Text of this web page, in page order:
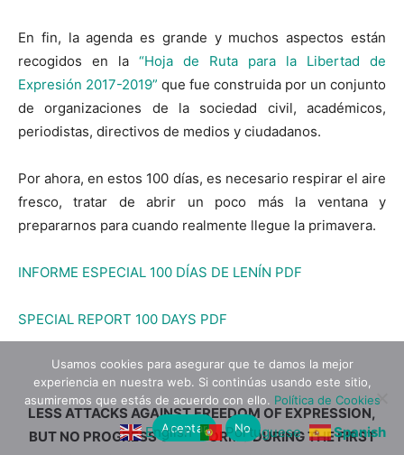
En fin, la agenda es grande y muchos aspectos están
recogidos en la “Hoja de Ruta para la Libertad de
Expresión 2017-2019” que fue construida por un conjunto
de organizaciones de la sociedad civil, académicos,
periodistas, directivos de medios y ciudadanos.
Por ahora, en estos 100 días, es necesario respirar el aire
fresco, tratar de abrir un poco más la ventana y
prepararnos para cuando realmente llegue la primavera.
INFORME ESPECIAL 100 DÍAS DE LENÍN PDF
SPECIAL REPORT 100 DAYS PDF
LESS ATTACKS AGAINST FREEDOM OF EXPRESSION,
BUT NO PROGRESS ON REFORMS DURING THE FIRST
English Portuguese Spanish
Usamos cookies para asegurar que te damos la mejor
experiencia en nuestra web. Si continúas usando este sitio,
asumiremos que estás de acuerdo con ello. Política de Cookies
Aceptar
No